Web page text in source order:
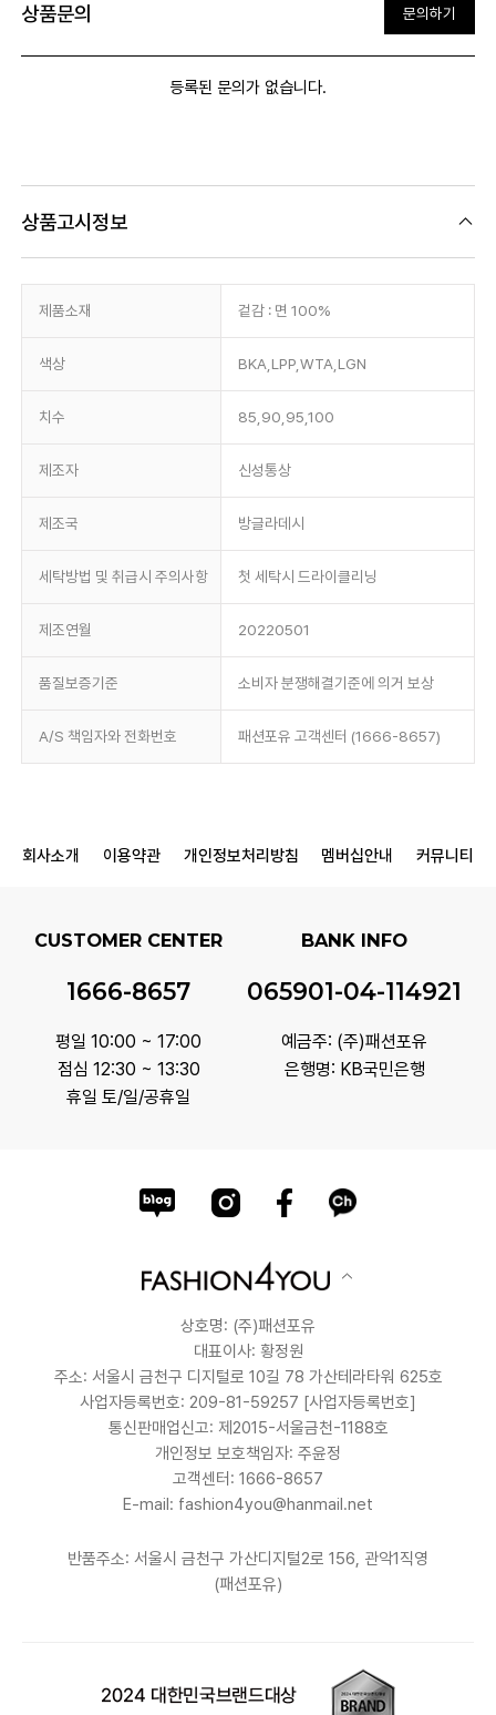
상품문의 문의하기
등록된 문의가 없습니다.
상품고시정보
제품소재 겉감 : 면 100%
색상 BKA,LPP,WTA,LGN
치수 85,90,95,100
제조자 신성통상
제조국 방글라데시
세탁방법 및 취급시 주의사항 첫 세탁시 드라이클리닝
제조연월 20220501
품질보증기준 소비자 분쟁해결기준에 의거 보상
A/S 책임자와 전화번호 패션포유 고객센터 (1666-8657)
회사소개 이용약관 개인정보처리방침 멤버십안내 커뮤니티
CUSTOMER CENTER
1666-8657
평일 10:00 ~ 17:00
점심 12:30 ~ 13:30
휴일 토/일/공휴일
BANK INFO
065901-04-114921
예금주: (주)패션포유
은행명: KB국민은행
상호명: (주)패션포유
대표이사: 황정원
주소: 서울시 금천구 디지털로 10길 78 가산테라타워 625호
사업자등록번호: 209-81-59257 [사업자등록번호]
통신판매업신고: 제2015-서울금천-1188호
개인정보 보호책임자: 주윤정
고객센터: 1666-8657
E-mail: fashion4you@hanmail.net
반품주소: 서울시 금천구 가산디지털2로 156, 관악1직영
(패션포유)